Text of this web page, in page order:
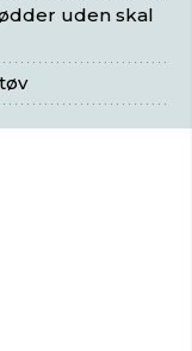
uden skal